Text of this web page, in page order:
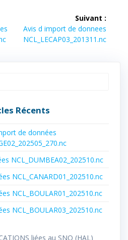
Suivant :
Article
suivant :
Avis d import de donnees
NCL_LECAP03_201311.nc
Récents
de données
NCL_DUMBEA02_202510.nc
NCL_CANARD01_202510.nc
NCL_BOULAR01_202510.nc
NCL_BOULAR03_202510.nc
liées au SNO (HAL)